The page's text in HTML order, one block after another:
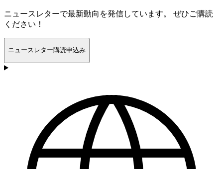
ニュースレターで最新動向を発信しています。 ぜひご購読
ください！
ニュースレター購読申込み